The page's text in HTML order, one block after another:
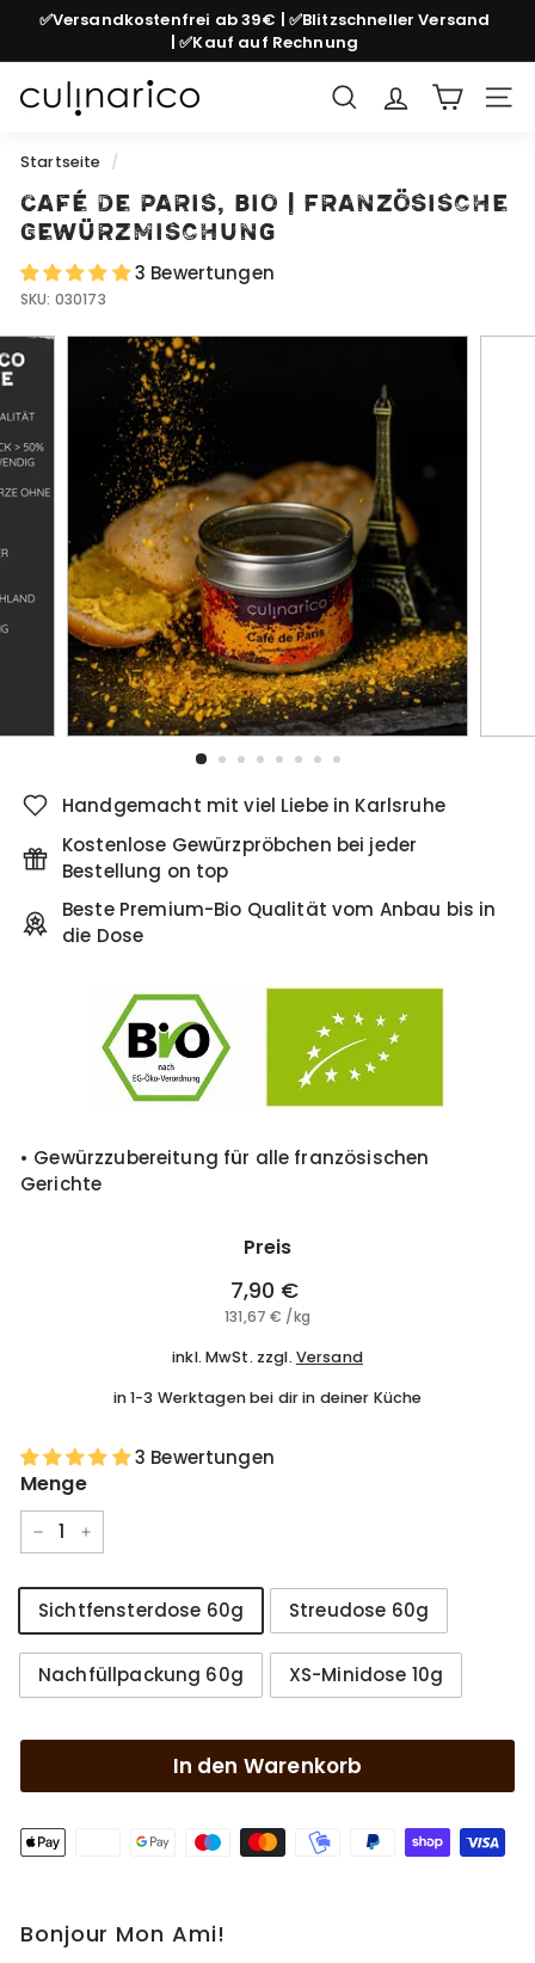
Direkt
Inhalt
Pause
✅Versandkostenfrei ab 39€ | ✅Blitzschneller Versand
| ✅Kauf auf Rechnung
c
l
i
n
a
r
i
c
Suche
Startseite /
Café de Paris, bio | Französische
Gewürzmischung
3 Bewertungen
SKU: 030173
Handgemacht mit viel Liebe in Karlsruhe
Kostenlose Gewürzpröbchen bei jeder
Bestellung on top
Beste Premium-Bio Qualität vom Anbau bis in
die Dose
• Gewürzzubereitung für alle französischen
Gerichte
Preis
Normaler
Preis
7,90 €
€
131,67 € 131,67
/kg
inkl. MwSt. zzgl. Versand
in 1-3 Werktagen bei dir in deiner Küche
3 Bewertungen
Menge
− +
Style
Sichtfensterdose 60g Streudose 60g
Nachfüllpackung 60g XS-Minidose 10g
In den Warenkorb
Bonjour Mon Ami!